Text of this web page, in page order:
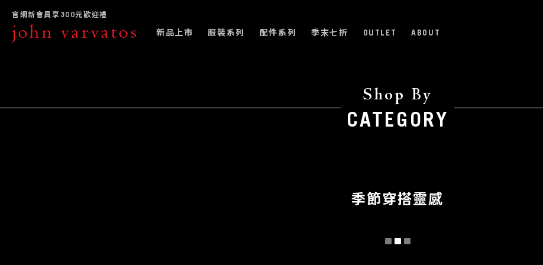
官網新會員享300元歡迎禮
新品上市 服裝系列 配件系列 季末七折 OUTLET ABOUT
Shop By
CATEGORY
季節穿搭靈感